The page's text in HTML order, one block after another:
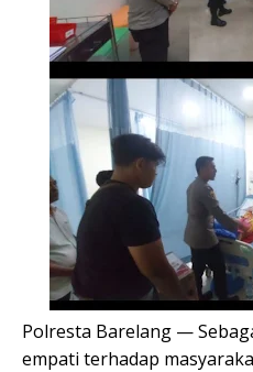
Polresta Barelang —
empati terhadap